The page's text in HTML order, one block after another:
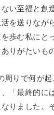
い至福と創
を送りなが
歩む私にと
りがたいも
周りで何が
「最終的に
りました。